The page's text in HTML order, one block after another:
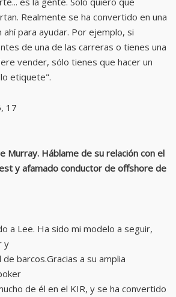
Realmente se ha convertido en una
para ayudar. Por ejemplo, si
de una de las carreras o tienes una
vender, sólo tienes que hacer un
etiquete".
17
Murray. Háblame de su relación con el
y afamado conductor de offshore de
a Lee. Ha sido mi modelo a seguir,
y
barcos.Gracias a su amplia
de él en el KIR, y se ha convertido